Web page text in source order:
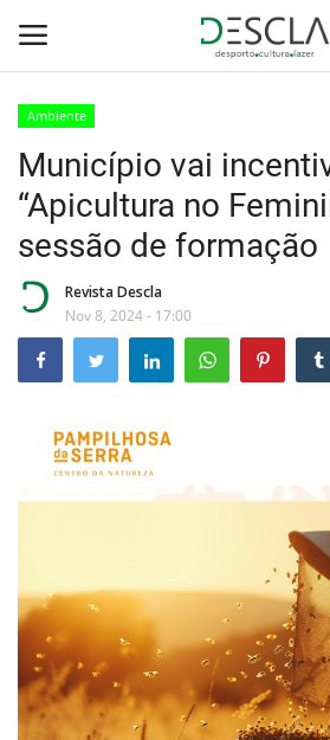
Home
Desporto
Sobre Nós
Saúde
Ficha técnica
Ambiente
Município vai
“Apicultura no
sessão de formação
Revista Descla
Nov 8, 2024 - 17:00